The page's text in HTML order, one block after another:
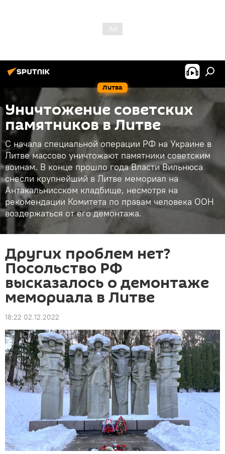
Литва
Уничтожение советских
памятников в Литве
С начала специальной операции РФ на Украине в
Литве массово уничтожают памятники советским
воинам. В конце прошло года Власти Вильнюса
снесли крупнейший в Литве мемориал на
Антакальнисском кладбище, несмотря на
рекомендации Комитета по правам человека ООН
воздержаться от его демонтажа.
Других проблем нет?
Посольство РФ
высказалось о демонтаже
мемориала в Литве
18:22 02.12.2022